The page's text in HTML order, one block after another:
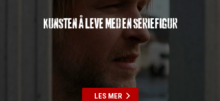
Kunsten å leve med en seriefigur
LES MER